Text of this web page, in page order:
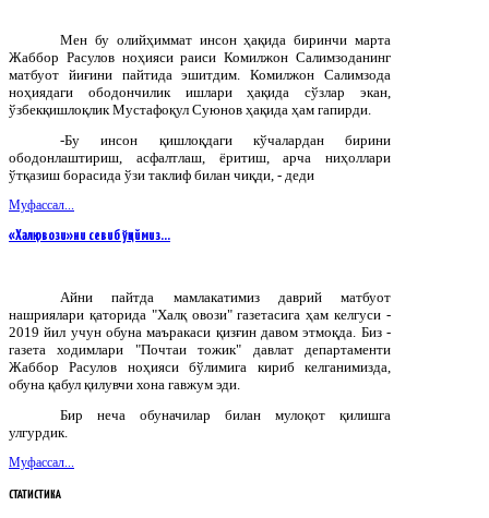
Мен бу олийҳиммат инсон ҳақида биринчи марта
Жаббор Расулов ноҳияси раиси Комилжон Салимзоданинг
матбуот йиғини пайтида эшитдим. Комилжон Салимзода
ноҳиядаги ободончилик ишлари ҳақида сўзлар экан,
ўзбекқишлоқлик Мустафоқул Суюнов ҳақида ҳам гапирди.
-Бу инсон қишлоқдаги кўчалардан бирини
ободонлаштириш, асфалтлаш, ёритиш, арча ниҳоллари
ўтқазиш борасида ўзи таклиф билан чиқди, - деди
Муфассал...
«Халқ овози»ни севиб ўқиймиз...
Айни пайтда мамлакатимиз даврий матбуот
нашриялари қаторида "Халқ овози" газетасига ҳам келгуси -
2019 йил учун обуна маъракаси қизғин давом этмоқда. Биз -
газета ходимлари "Почтаи тожик" давлат департаменти
Жаббор Расулов ноҳияси бўлимига кириб келганимизда,
обуна қабул қилувчи хона гавжум эди.
Бир неча обуначилар билан мулоқот қилишга
улгурдик.
Муфассал...
СТАТИСТИКА